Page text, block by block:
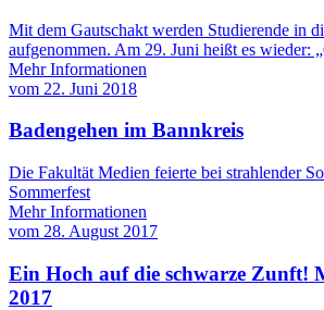
Mit dem Gautschakt werden Studierende in
aufgenommen. Am 29. Juni heißt es wieder:
Mehr Informationen
vom 22. Juni 2018
Badengehen im Bannkreis
Die Fakultät Medien feierte bei strahlender
Sommerfest
Mehr Informationen
vom 28. August 2017
Ein Hoch auf die schwarze Zunft!
2017